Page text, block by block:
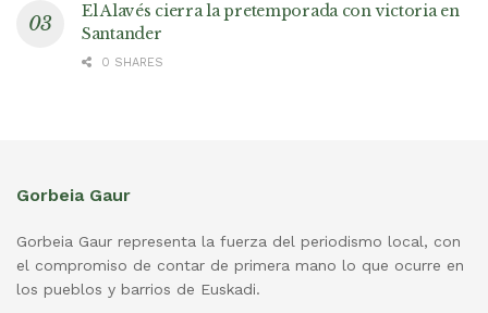
El Alavés cierra la pretemporada con victoria en
Santander
0 SHARES
Gorbeia Gaur
Gorbeia Gaur representa la fuerza del periodismo local, con
el compromiso de contar de primera mano lo que ocurre en
los pueblos y barrios de Euskadi.